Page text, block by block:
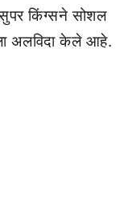
सुपर किंग्सने सोशल
अलविदा केले आहे.